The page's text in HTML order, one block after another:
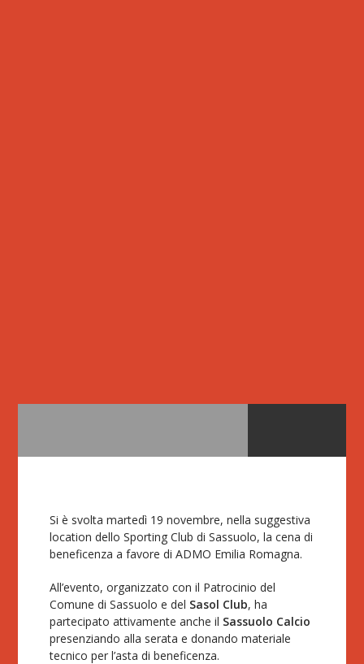
Si è svolta martedì 19 novembre, nella suggestiva
location dello Sporting Club di Sassuolo, la cena di
beneficenza a favore di ADMO Emilia Romagna.
All’evento, organizzato con il Patrocinio del
Comune di Sassuolo e del Sasol Club, ha
partecipato attivamente anche il Sassuolo Calcio
presenziando alla serata e donando materiale
tecnico per l’asta di beneficenza.